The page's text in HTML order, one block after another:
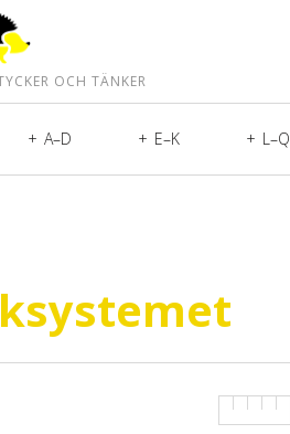
OCH TÄNKER
A–D E–K L–Q